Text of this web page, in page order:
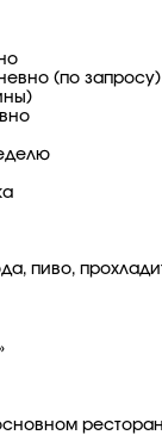
(по запросу)
пиво,